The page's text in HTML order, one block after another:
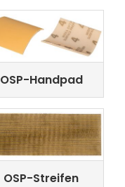
OSP-Handpad
OSP-Streifen